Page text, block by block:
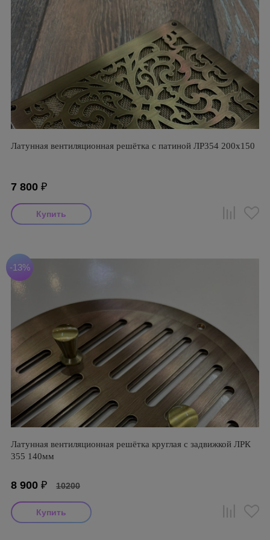
Латунная вентиляционная решётка с патиной ЛР354 200х150
7 800 ₽
-13%
Латунная вентиляционная решётка круглая с задвижкой ЛРК
355 140мм
8 900 ₽ 10200